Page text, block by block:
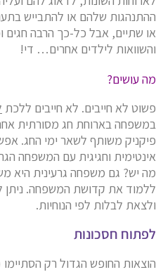
ההתנהגות שלהם או להתבייש
או שתיים, אבל כל-כך הרבה חגים
והשוואות לילדים אחרים… די!
מה עושים?
פשוט לא חייבים. לא חייבים ללכת
במשפחה בארוחת חג מסורתית
פיקניק משותף לשאר ימי החג.
אינטימית וחגיגית עם המשפחה
מה יש? גם משפחה גרעינית היא
ללמוד את קדושת המשפחה.
ולצאת לבלות לפי הנוחיות.
לפתוח חסכונות
הוצאות החופש הגדול רק הסתיימו